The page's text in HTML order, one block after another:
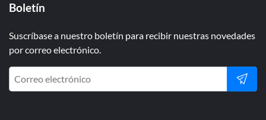
Boletín
Suscríbase a nuestro boletín para recibir nuestras novedades
por correo electrónico.